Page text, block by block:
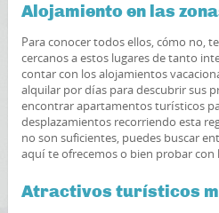
Alojamiento en las
Para conocer todos ellos, cómo no,
cercanos a estos lugares de tanto
contar con los alojamientos
alquilar por días para descubrir sus
encontrar apartamentos turísticos
desplazamientos recorriendo esta
no son suficientes, puedes buscar
aquí te ofrecemos o bien probar con
Atractivos turísticos